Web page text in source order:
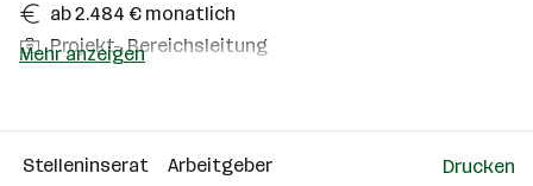
ab 2.484 € monatlich
Projekt-, Bereichsleitung
Über das Unternehmen
Mehr anzeigen
Stelleninserat Arbeitgeber Drucken